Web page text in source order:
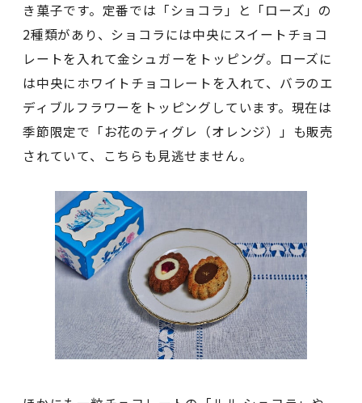
き菓子です。定番では「ショコラ」と「ローズ」の
2種類があり、ショコラには中央にスイートチョコ
レートを入れて金シュガーをトッピング。ローズに
は中央にホワイトチョコレートを入れて、バラのエ
ディブルフラワーをトッピングしています。現在は
季節限定で「お花のティグレ（オレンジ）」も販売
されていて、こちらも見逃せません。